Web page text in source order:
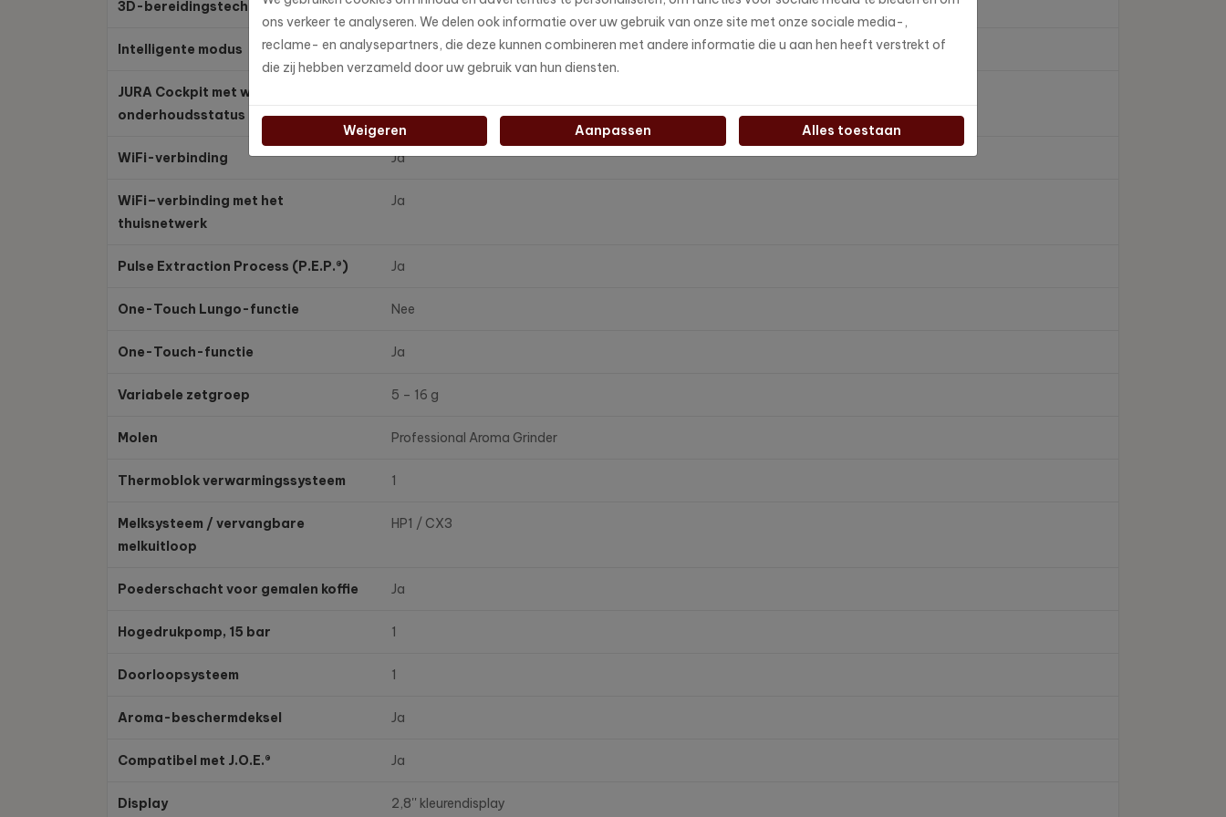
3D-bereidingstechnologie 3D-bereidingstechnologie
Intelligente modus Ja
JURA Cockpit met weergave
onderhoudsstatus
WiFi-verbinding Ja
WiFi–verbinding met het
thuisnetwerk
Ja
Pulse Extraction Process (P.E.P.®) Ja
One-Touch Lungo-functie Nee
One-Touch-functie Ja
Variabele zetgroep 5 – 16 g
Molen Professional Aroma Grinder
Thermoblok verwarmingssysteem 1
Melksysteem / vervangbare
melkuitloop
HP1 / CX3
Poederschacht voor gemalen koffie Ja
Hogedrukpomp, 15 bar 1
Doorloopsysteem 1
Aroma-beschermdeksel Ja
Compatibel met J.O.E.® Ja
Display 2,8'' kleurendisplay
ons verkeer te analyseren. We delen ook informatie over uw gebruik van onze site met onze sociale media-,
reclame- en analysepartners, die deze kunnen combineren met andere informatie die u aan hen heeft verstrekt of
die zij hebben verzameld door uw gebruik van hun diensten.
Weigeren Aanpassen Alles toestaan